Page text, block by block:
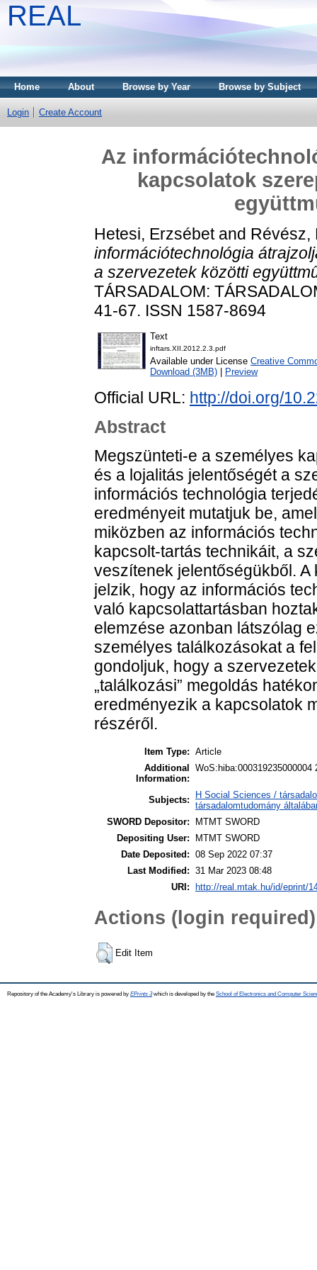
REAL
Home About Browse by Year Browse by Subject
Login Create Account
Az
kapcsolatok
Hetesi, Erzsébetand Révész,
információtechnológia
a szervezetek közötti
TÁRSADALOM:
41-67. ISSN 1587-8694
Text
inftars.XII.2012.2.3.pdf
Available under License Creative
Download (3MB)
Preview
Official URL: http://doi.org/
Abstract
Megszünteti-e a személyes
és a lojalitás jelentőségét a
információs technológia
eredményeit mutatjuk be,
miközben az információs
kapcsolt-tartás technikáit, a
veszítenek jelentőségükből.
jelzik, hogy az információs
való kapcsolattartásban
elemzése azonban látszólag
személyes találkozásokat a
gondoljuk, hogy a
„találkozási” megoldás
eredményezik a kapcsolatok
részéről.
Item Type: Article
Additional
Information:
Subjects:
H Social Sciences /
társadalomtudomány
SWORD Depositor:
MTMT SWORD
Depositing User:
MTMT SWORD
Date Deposited: 08 Sep 2022 07:37
Last Modified: 31 Mar 2023 08:48
URI:
http://real.mtak.hu/id/eprint/
Actions (login required)
Edit Item
Repository of the Academy's Library is powered by EPrints 3which is developed by the School of Electronics and Computer